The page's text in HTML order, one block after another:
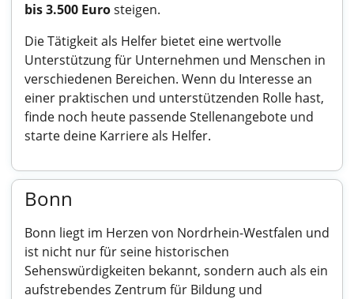
bis 3.500 Eurosteigen.
Die Tätigkeit als Helfer bietet eine wertvolle
Unterstützung für Unternehmen und Menschen in
verschiedenen Bereichen. Wenn du Interesse an
einer praktischen und unterstützenden Rolle hast,
finde noch heute passende Stellenangebote und
starte deine Karriere als Helfer.
Bonn
Bonn liegt im Herzen von Nordrhein-Westfalen und
ist nicht nur für seine historischen
Sehenswürdigkeiten bekannt, sondern auch als ein
aufstrebendes Zentrum für Bildung und